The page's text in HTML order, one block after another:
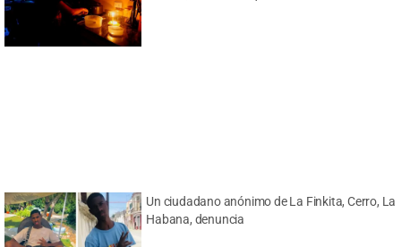
Un ciudadano anónimo de La Finkita, Cerro, La
Habana, denuncia